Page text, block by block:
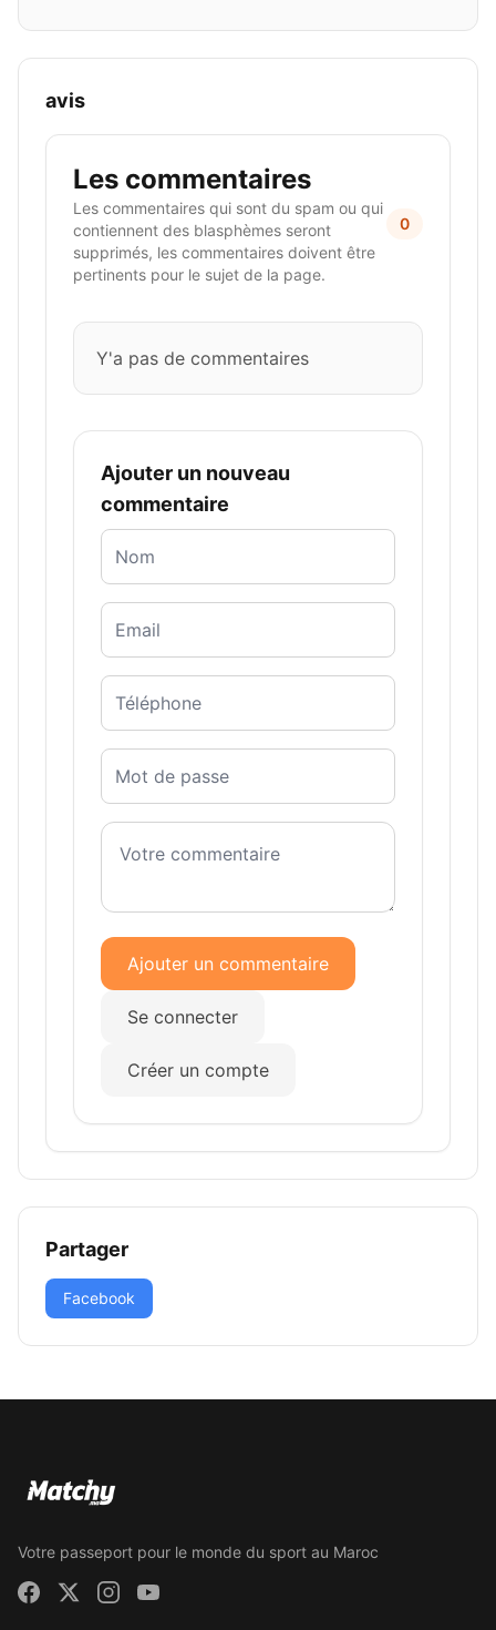
avis
Les commentaires
Les commentaires qui sont du spam ou qui
contiennent des blasphèmes seront
supprimés, les commentaires doivent être
pertinents pour le sujet de la page.
0
Y'a pas de commentaires
Ajouter un nouveau
commentaire
Ajouter un commentaire
Se connecter
Créer un compte
Partager
Facebook
Votre passeport pour le monde du sport au Maroc